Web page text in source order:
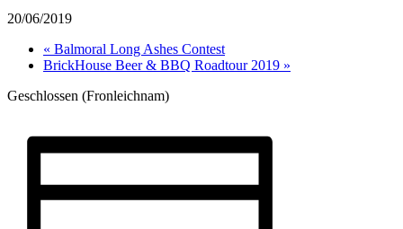
20/06/2019
« Balmoral Long Ashes Contest
BrickHouse Beer & BBQ Roadtour 2019 »
Geschlossen (Fronleichnam)